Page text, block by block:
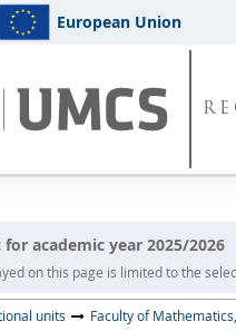
European Union
academic year 2025/2026
on this page is limited to the
units Faculty of